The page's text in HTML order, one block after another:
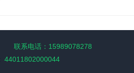
联系电话：15989078278
44011802000044